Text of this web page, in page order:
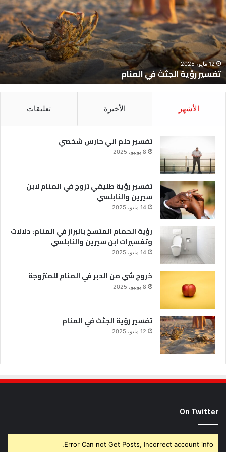
في
المنام
12 مايو، 2025
تفسير رؤية الجثث في المنام
الأشهر الأخيرة تعليقات
تفسير حلم اني حارس شخصي
8 يونيو، 2025
تفسير رؤية طليقي تزوج في المنام لابن
سيرين والنابلسي
14 مايو، 2025
رؤية الحمام المتسخ بالبراز في المنام: دلالات
وتفسيرات ابن سيرين والنابلسي
14 مايو، 2025
خروج شي من الدبر في المنام للمتزوجة
8 يونيو، 2025
تفسير رؤية الجثث في المنام
12 مايو، 2025
On Twitter
Error Can not Get Posts, Incorrect account info.